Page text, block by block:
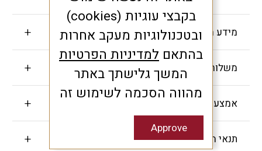
מידע חשוב
משלוחים והחזרות
אמצעי תשלום
תנאי האחריות
בקבצי עוגיות (cookies)
ובטכנולוגיות מעקב אחרות
בהתאם למדיניות הפרטיות
המשך גלישתך באתר
מהווה הסכמה לשימוש זה
Approve